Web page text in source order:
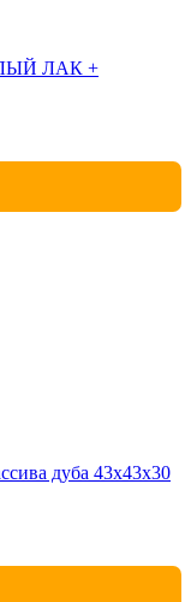
ЛАК +
дуба 43х43х30